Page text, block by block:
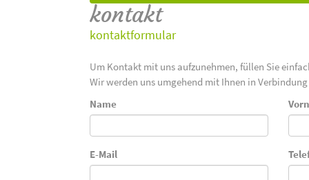
kontakt
kontaktformular
Um Kontakt mit uns aufzunehmen, füllen Sie
Wir werden uns umgehend mit Ihnen in
Name
E-Mail